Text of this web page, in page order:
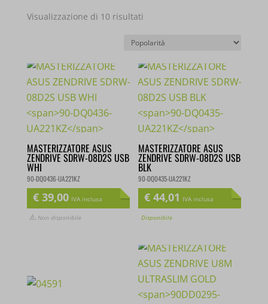
Visualizzazione di 10 risultatiPopolarità
MASTERIZZATORE ASUS
ZENDRIVE SDRW-08D2S
USB WHI
90-DQ0436-UA221KZ
€39,00 IVA inclusa
Non disponibile
MASTERIZZATORE ASUS
ZENDRIVE SDRW-08D2S
USB BLK
90-DQ0435-UA221KZ
€44,01 IVA inclusa
Disponibile